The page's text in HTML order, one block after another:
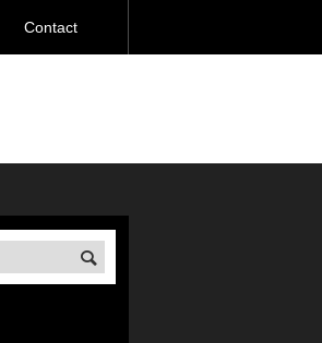
Contact